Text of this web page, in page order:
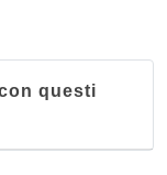
questi